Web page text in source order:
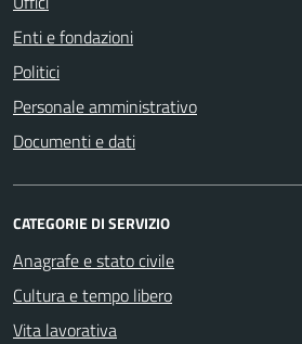
Enti e fondazioni
Politici
Personale amministrativo
Documenti e dati
CATEGORIE DI SERVIZIO
Anagrafe e stato civile
Cultura e tempo libero
Vita lavorativa